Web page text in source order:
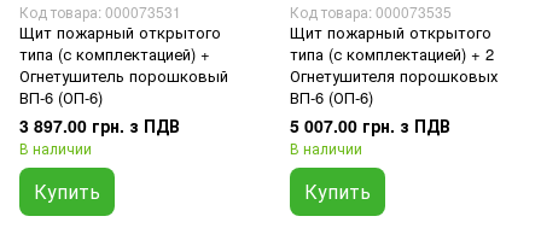
Код товара: 000073531
Щит пожарный открытого
типа (с комплектацией) +
Огнетушитель порошковый
ВП-6 (ОП-6)
3 897.00 грн. з ПДВ
В наличии
Купить
Код товара: 000073535
Щит пожарный открытого
типа (с комплектацией) + 2
Огнетушителя порошковых
ВП-6 (ОП-6)
5 007.00 грн. з ПДВ
В наличии
Купить